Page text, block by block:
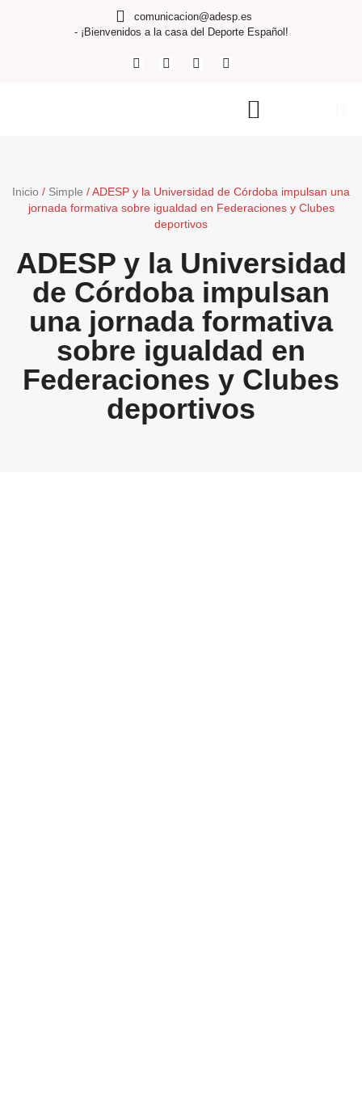
comunicacion@adesp.es
- ¡Bienvenidos a la casa del Deporte Español!
Inicio / Simple / ADESP y la Universidad de Córdoba impulsan una
jornada formativa sobre igualdad en Federaciones y Clubes
deportivos
ADESP y la Universidad
de Córdoba impulsan
una jornada formativa
sobre igualdad en
Federaciones y Clubes
deportivos